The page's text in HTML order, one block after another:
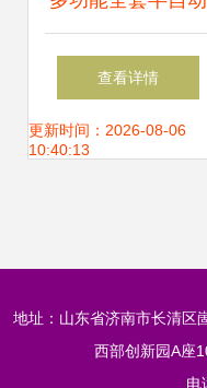
数控机床 鑫达机械
厂品质与价格双重
查看详情
更新时间：2026-08-06
10:40:13
地址：山东省济南市长清区
西部创新园A座
电